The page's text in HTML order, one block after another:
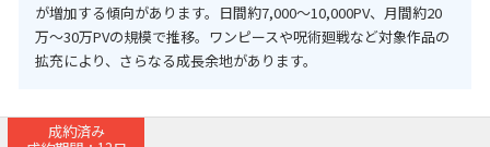
が増加する傾向があります。日間約7,000〜10,000PV、月間約20
万〜30万PVの規模で推移。ワンピースや呪術廻戦など対象作品の
拡充により、さらなる成長余地があります。
成約済み